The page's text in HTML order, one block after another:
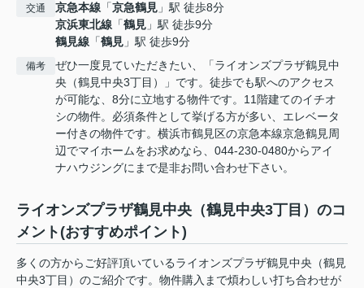
交通 京急本線 「京急鶴見 」駅 徒歩8分
京浜東北線 「鶴見 」駅 徒歩9分
鶴見線 「鶴見 」駅 徒歩9分
備考
ぜひ一度見ていただきたい、「ライオンズプラザ鶴見中
央（鶴見中央3丁目）」です。徒歩でも駅へのアクセス
が可能な、8分に立地する物件です。11階建てのイチオ
シの物件。必須条件として挙げる方が多い、エレベータ
ー付きの物件です。横浜市鶴見区の京急本線京急鶴見周
辺でマイホームをお求めなら、044-230-0480からアイ
ナハウジングにまで是非お問い合わせ下さい。
ライオンズプラザ鶴見中央（鶴見中央3丁目）のコ
メント(おすすめポイント)
多くの方からご好評頂いているライオンズプラザ鶴見中央（鶴見
中央3丁目）のご紹介です。物件購入まで煩わしい打ち合わせが